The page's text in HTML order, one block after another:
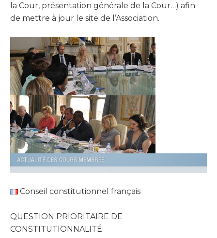
la Cour, présentation générale de la Cour…) afin
de mettre à jour le site de l’Association.
Conseil constitutionnel français
QUESTION PRIORITAIRE DE
CONSTITUTIONNALITÉ